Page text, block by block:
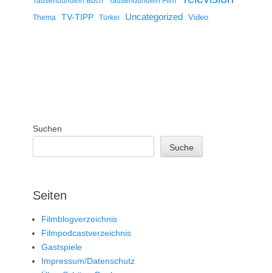
Thema TV-TIPP Türkei Uncategorized Video
Suchen
Suche
Seiten
Filmblogverzeichnis
Filmpodcastverzeichnis
Gastspiele
Impressum/Datenschutz